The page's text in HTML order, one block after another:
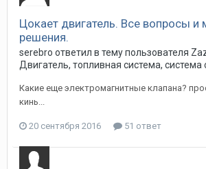
Цокает двигатель. Все вопросы и
решения.
serebro ответил в тему пользователя
Двигатель, топливная система,
Какие еще электромагнитные клапана?
кинь...
20 сентября 2016 51 ответ